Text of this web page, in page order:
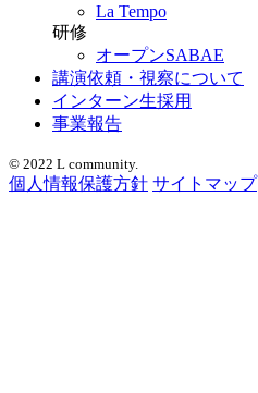
La Tempo
研修
オープンSABAE
講演依頼・視察について
インターン生採用
事業報告
© 2022 L community.
個人情報保護方針 サイトマップ